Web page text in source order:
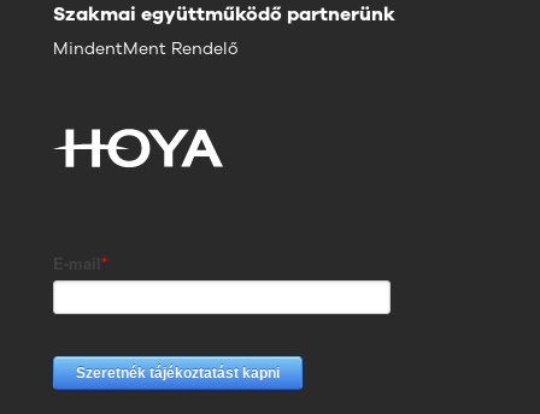
Szakmai együttműködő partnerünk
MindentMent Rendelő